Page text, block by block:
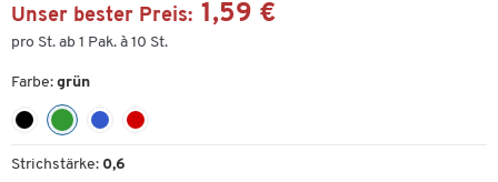
Unser bester Preis: 1,59 €
pro St. ab 1 Pak. à 10 St.
Farbe: grün
Strichstärke: 0,6